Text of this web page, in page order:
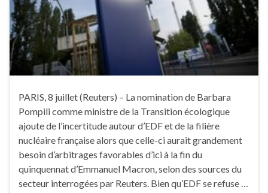
PARIS, 8 juillet (Reuters) – La nomination de Barbara
Pompili comme ministre de la Transition écologique
ajoute de l’incertitude autour d’EDF et de la filière
nucléaire française alors que celle-ci aurait grandement
besoin d’arbitrages favorables d’ici à la fin du
quinquennat d’Emmanuel Macron, selon des sources du
secteur interrogées par Reuters. Bien qu’EDF se refuse …